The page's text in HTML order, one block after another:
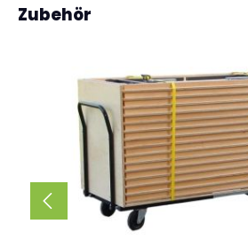
Produktgalerie überspringen
Zubehör